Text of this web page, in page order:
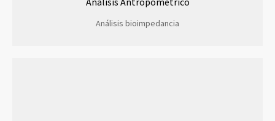
Análisis bioimpedancia